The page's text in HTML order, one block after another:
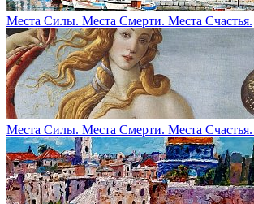
Места Силы. Места Смерти. Места Счастья.
Места Силы. Места Смерти. Места